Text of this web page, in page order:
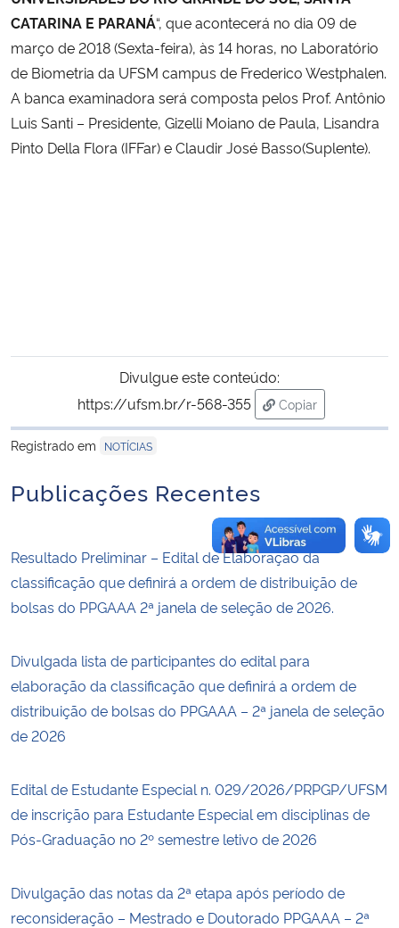
Gabinete de Segurança Institucional
Advocacia-Geral da União
Banco Central do Brasil
CATARINA E PARANÁ“, que acontecerá no dia 09 de
março de 2018 (Sexta-feira), às 14 horas, no Laboratório
de Biometria da UFSM campus de Frederico Westphalen.
A banca examinadora será composta pelos Prof. Antônio
Luis Santi – Presidente, Gizelli Moiano de Paula, Lisandra
Pinto Della Flora (IFFar) e Claudir José Basso(Suplente).
Divulgue este conteúdo:
https://ufsm.br/r-568-355
Copiar
para área de
Registrado em
NOTÍCIAS
Publicações Recentes
Resultado Preliminar – Edital de Elaboração da
classificação que definirá a ordem de distribuição de
bolsas do PPGAAA 2ª janela de seleção de 2026.
Divulgada lista de participantes do edital para
elaboração da classificação que definirá a ordem de
distribuição de bolsas do PPGAAA – 2ª janela de seleção
de 2026
Edital de Estudante Especial n. 029/2026/PRPGP/UFSM
de inscrição para Estudante Especial em disciplinas de
Pós-Graduação no 2º semestre letivo de 2026
Divulgação das notas da 2ª etapa após período de
reconsideração – Mestrado e Doutorado PPGAAA – 2ª